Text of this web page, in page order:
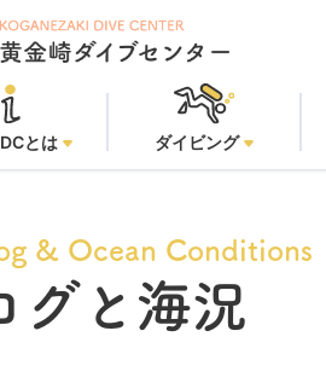
とは ダイビング
& Ocean Conditions
グと海況